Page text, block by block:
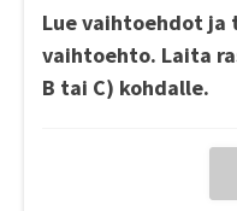
Lue vaihtoehdot ja
vaihtoehto. Laita
B tai C) kohdalle.